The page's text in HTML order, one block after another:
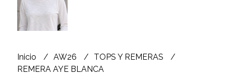
Inicio AW26
TOPS Y REMERAS
REMERA AYE BLANCA